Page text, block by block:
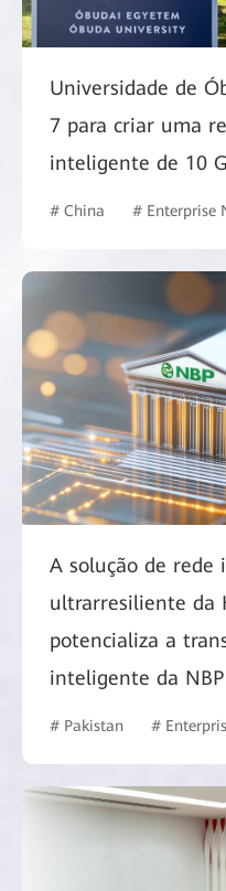
Universidade de
7 para criar uma
inteligente de 10
# China # Enterprise
A solução de
ultrarresiliente da
potencializa a
inteligente da NBP
# Pakistan #